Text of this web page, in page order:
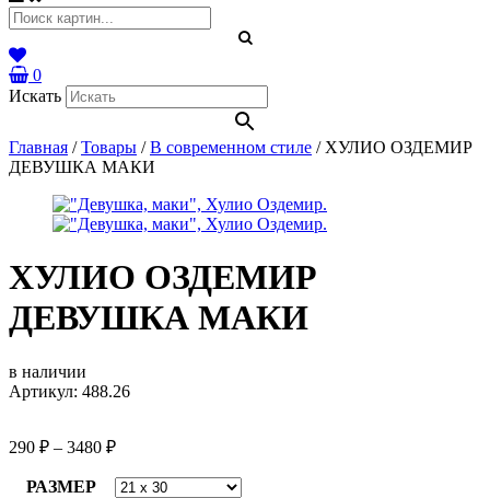
0
Искать
Главная /Товары /В современном стиле / ХУЛИО ОЗДЕМИР
ДЕВУШКА МАКИ
ХУЛИО ОЗДЕМИР
ДЕВУШКА МАКИ
в наличии
Артикул: 488.26
290 ₽ – 3480 ₽
РАЗМЕР